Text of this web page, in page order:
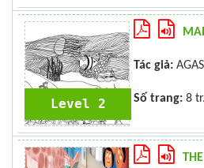
Level 2
Tác giả:
Số trang: 8 tr.